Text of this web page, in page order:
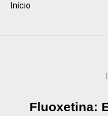
Início
Fluoxetina: